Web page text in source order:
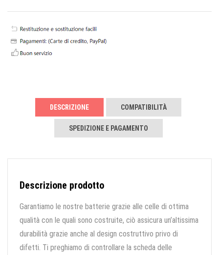
DESCRIZIONE COMPATIBILITÀ
SPEDIZIONE E PAGAMENTO
Descrizione prodotto
Garantiamo le nostre batterie grazie alle celle di ottima
qualità con le quali sono costruite, ciò assicura un’altissima
durabilità grazie anche al design costruttivo privo di
difetti. Ti preghiamo di controllare la scheda delle